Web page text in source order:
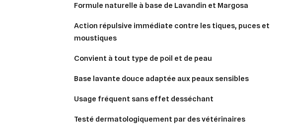
Formule naturelle à base de Lavandin et Margosa
Action répulsive immédiate contre les tiques, puces et
moustiques
Convient à tout type de poil et de peau
Base lavante douce adaptée aux peaux sensibles
Usage fréquent sans effet desséchant
Testé dermatologiquement par des vétérinairesCréer une liste d'envies
Connexion